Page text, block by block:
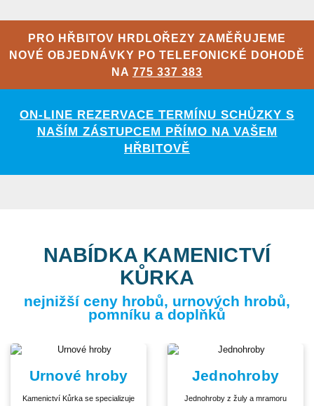
PRO HŘBITOV HRDLOŘEZY ZAMĚŘUJEME
NOVÉ OBJEDNÁVKY PO TELEFONICKÉ DOHODĚ
NA 775 337 383
ON-LINE REZERVACE TERMÍNU SCHŮZKY S
NAŠÍM ZÁSTUPCEM PŘÍMO NA VAŠEM
HŘBITOVĚ
NABÍDKA KAMENICTVÍ
KŮRKA
nejnižší ceny hrobů, urnových hrobů,
pomníku a doplňků
Urnové hroby
Kamenictví Kůrka se specializuje
Jednohroby
Jednohroby z žuly a mramoru